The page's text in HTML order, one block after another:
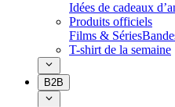
Idées de cadeaux
Produits officiels
Films & Séries
T-shirt de la semaine
B2B